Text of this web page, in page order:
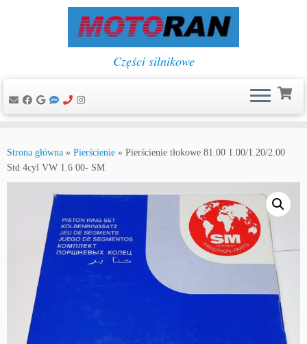
do
treści
Części silnikowe
Strona główna » Pierścienie » Pierścienie tłokowe 81.00 1.00/1.20/2.00
Std 4cyl VW 1.6 00- SM